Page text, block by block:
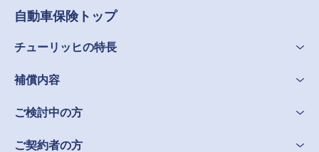
自動車保険トップ
チューリッヒの特長
補償内容
ご検討中の方
ご契約者の方